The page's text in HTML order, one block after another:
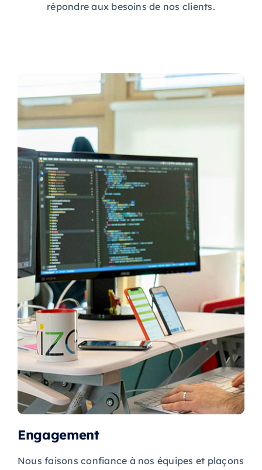
répondre aux besoins de nos clients.
Engagement
Nous faisons confiance à nos équipes et plaçons